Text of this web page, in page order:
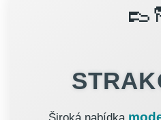
Široká nabídka